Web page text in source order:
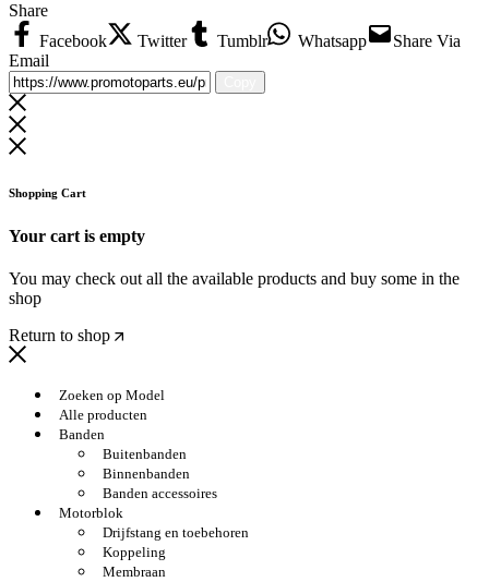
Share
Facebook
Twitter Tumblr Whatsapp
Share Via
Email
Shopping Cart
Your cart is empty
You may check out all the available products and buy some in the
shop
Return to shop
Zoeken op Model
Alle producten
Banden
Buitenbanden
Binnenbanden
Banden accessoires
Motorblok
Drijfstang en toebehoren
Koppeling
Membraan